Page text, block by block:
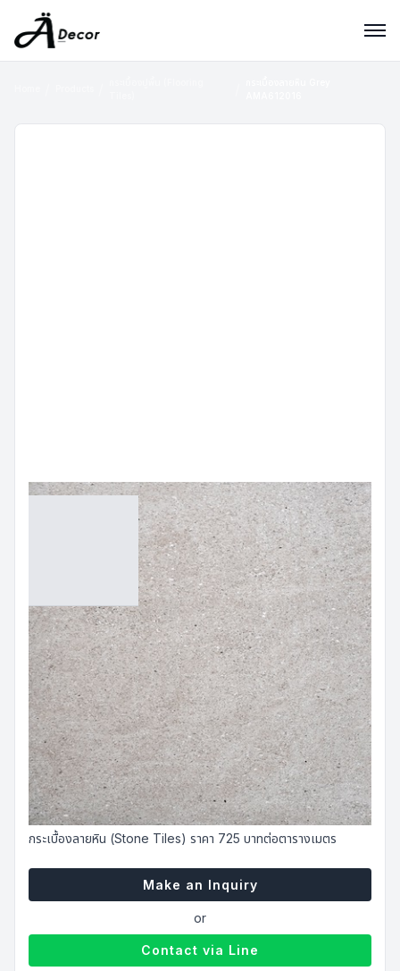
กระเบื้องปูพื้น (FLOORING TILES)
กระเบื้องแกรนิตโต้ (GRANITO TILES)
กระเบื้องลายหิน Grey
AMA612016
Size: 60x120 cm
Color: Grey
฿ 725.00
กระเบื้องลายหิน (Stone Tiles) ราคา 725 บาทต่อตารางเมตร
Make an Inquiry
or
Contact via Line